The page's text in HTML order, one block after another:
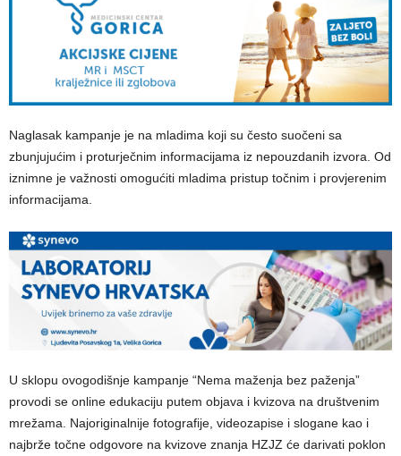
Naglasak kampanje je na mladima koji su često suočeni sa
zbunjujućim i proturječnim informacijama iz nepouzdanih izvora. Od
iznimne je važnosti omogućiti mladima pristup točnim i provjerenim
informacijama.
U sklopu ovogodišnje kampanje “Nema maženja bez paženja”
provodi se online edukaciju putem objava i kvizova na društvenim
mrežama. Najoriginalnije fotografije, videozapise i slogane kao i
najbrže točne odgovore na kvizove znanja HZJZ će darivati poklon